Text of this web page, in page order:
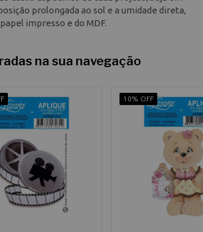
prolongada ao sol e a umidade direta,
impresso e do MDF.
na sua navegação
10% OFF